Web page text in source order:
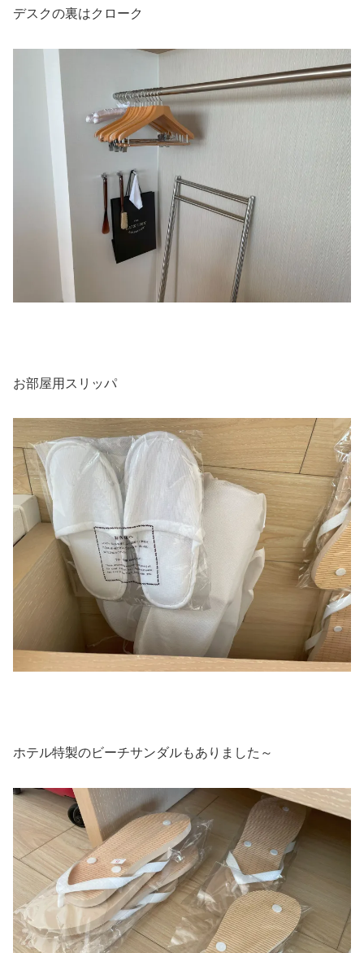
デスクの裏はクローク
お部屋用スリッパ
ホテル特製のビーチサンダルもありました～